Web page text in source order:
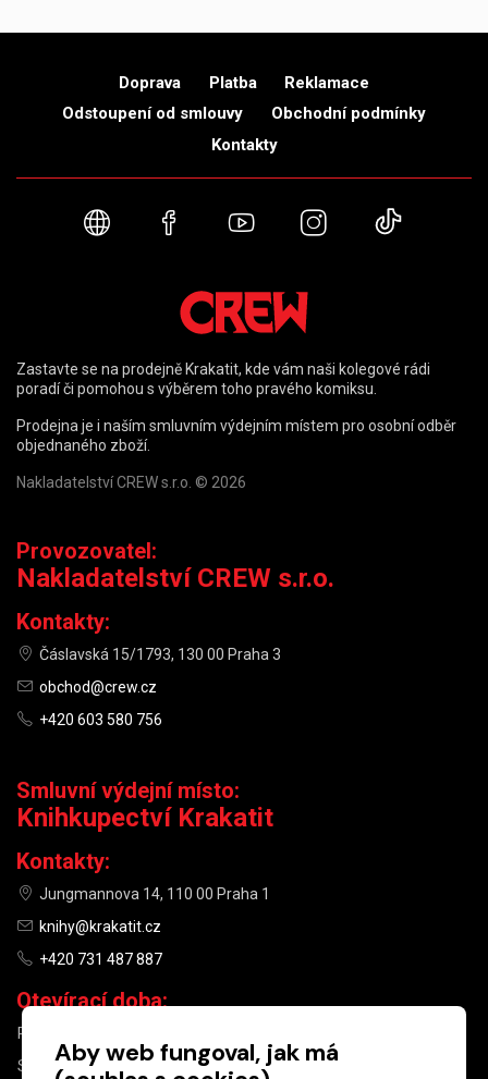
Doprava Platba
Reklamace
Odstoupení od smlouvy
Obchodní podmínky
Kontakty
Webové stránky
FacebookYouTubeInstagram
Zastavte se na prodejně Krakatit, kde vám naši kolegové rádi
poradí či pomohou s výběrem toho pravého komiksu.
Prodejna je i naším smluvním výdejním místem pro osobní odběr
objednaného zboží.
Nakladatelství CREW s.r.o. © 2026
Provozovatel:
Nakladatelství CREW s.r.o.
Kontakty:
Čáslavská 15/1793, 130 00 Praha 3
obchod@crew.cz
+420 603 580 756
Smluvní výdejní místo:
Knihkupectví Krakatit
Kontakty:
Jungmannova 14, 110 00 Praha 1
knihy@krakatit.cz
+420 731 487 887
Otevírací doba:
PO–PÁ
SO
10:00–13:00
Aby web fungoval, jak má